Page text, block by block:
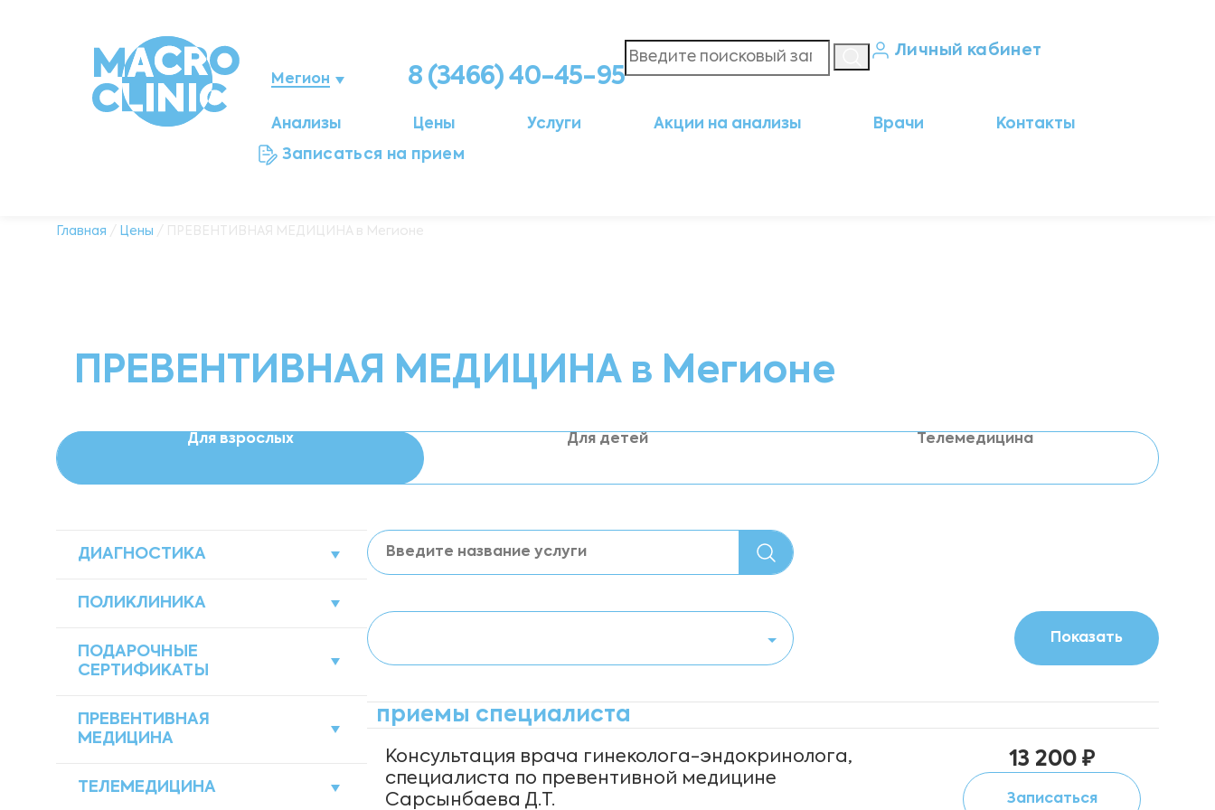
Мегион
Нижневартовск
Сургут
8 (3466) 40-45-95
Личный кабинет
Анализы Цены Услуги Акции на анализы Врачи
Контакты
Записаться на прием
Главная / Цены / ПРЕВЕНТИВНАЯ МЕДИЦИНА в Мегионе
ПРЕВЕНТИВНАЯ МЕДИЦИНА в Мегионе
Для взрослых Для детей Телемедицина
ДИАГНОСТИКА
Лабораторная диагностика
Ультразвуковая диагностика
ПОЛИКЛИНИКА
Акушерство и гинекология
Кардиология
Процедурный кабинет
ПОДАРОЧНЫЕ
СЕРТИФИКАТЫ
Виртуальные подарочные
сертификаты
ПРЕВЕНТИВНАЯ
МЕДИЦИНА
Акушерство и гинекология
ТЕЛЕМЕДИЦИНА
приемы специалиста
Консультация врача гинеколога-эндокринолога,
специалиста по превентивной медицине
Сарсынбаева Д.Т.
13 200 ₽
Записаться